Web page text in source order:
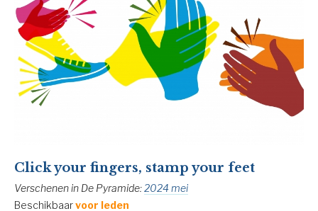
Click your fingers, stamp your feet
Verschenen in De Pyramide:2024 mei
Beschikbaarvoor leden